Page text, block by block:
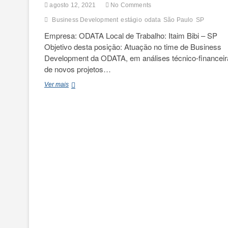
agosto 12, 2021 No Comments
Business Development estágio odata São Paulo SP
Empresa: ODATA Local de Trabalho: Itaim Bibi – SP
Objetivo desta posição: Atuação no time de Business
Development da ODATA, em análises técnico-
de novos projetos…
Ver maisEstagiário